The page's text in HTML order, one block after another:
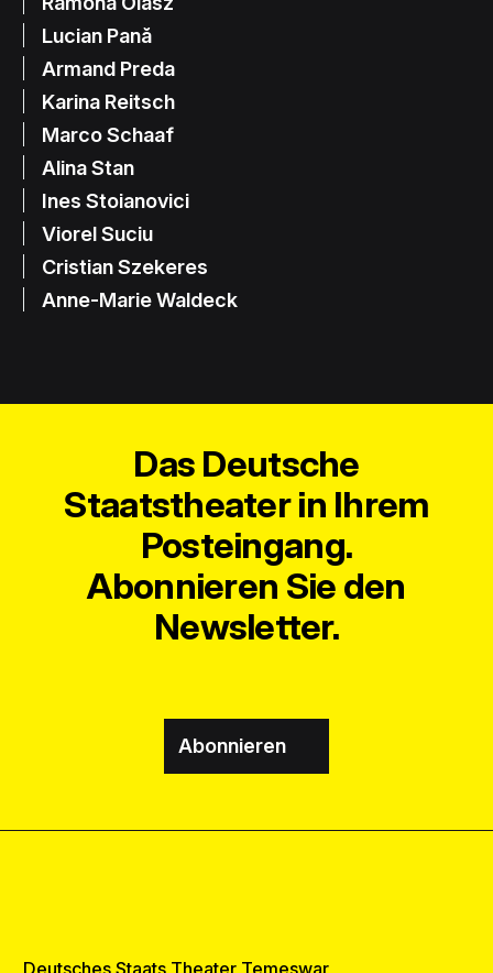
Lucian Pană
Armand Preda
Karina Reitsch
Marco Schaaf
Alina Stan
Ines Stoianovici
Viorel Suciu
Cristian Szekeres
Anne-Marie Waldeck
Das Deutsche
Staatstheater in Ihrem
Posteingang.
Abonnieren Sie den
Newsletter.
Abonnieren
Deutsches Staats Theater Temeswar